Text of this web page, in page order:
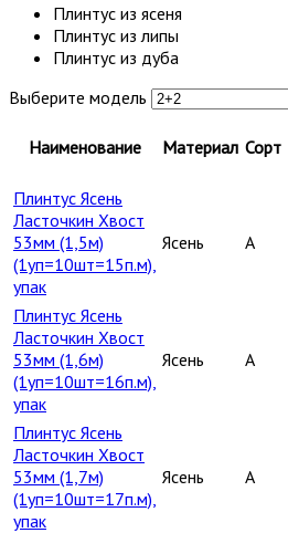
Плинтус из ясеня
Плинтус из липы
Плинтус из дуба
Выберите модель
Наименование Материал Сорт
Плинтус Ясень
Ласточкин Хвост
53мм (1,5м)
(1уп=10шт=15п.м),
упак
Ясень A
Плинтус Ясень
Ласточкин Хвост
53мм (1,6м)
(1уп=10шт=16п.м),
упак
Ясень A
Плинтус Ясень
Ласточкин Хвост
53мм (1,7м)
(1уп=10шт=17п.м),
упак
Ясень A